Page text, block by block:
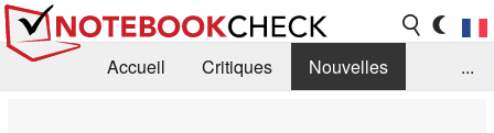
Accueil Critiques
Nouvelles
...